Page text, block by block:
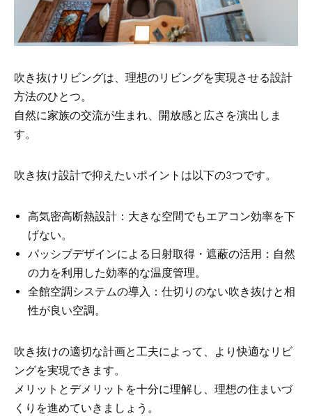
吹き抜けリビングは、理想のリビングを実現させる設計
方法のひとつ。
自然に家族の交流が生まれ、開放感と広さを演出しま
す。
吹き抜け設計で抑えたいポイントは以下の3つです。
高気密高断熱設計：大きな空間でもエアコン効率を下
げない。
パッシブデザインによる日射取得・遮蔽の活用：自然
の力を利用した効率的な温度管理。
全館空調システムの導入：仕切りのない吹き抜けと相
性が良い空調。
吹き抜けの適切な計画と工夫によって、より快適なリビ
ングを実現できます。
メリットとデメリットを十分に理解し、理想の住まいづ
くりを進めていきましょう。